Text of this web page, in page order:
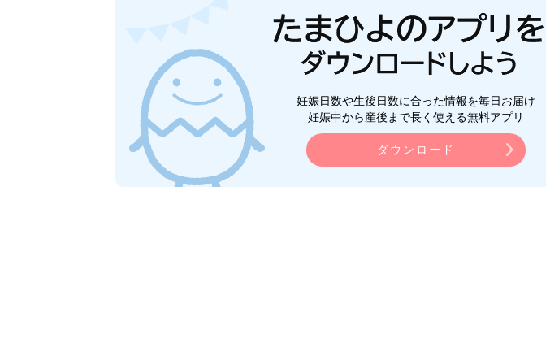
妊娠日数や生後日数に合った情報を毎日お届け
妊娠中から産後まで長く使える無料アプリ
ダウンロード